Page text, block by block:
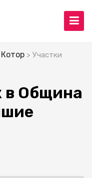
Участки
в Община